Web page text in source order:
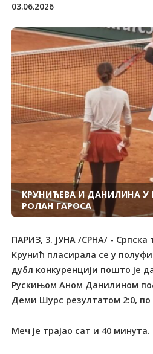
03.06.2026
КРУНИЋЕВА И ДАНИЛИНА
РОЛАН ГАРОСА
ПАРИЗ, 3. ЈУНА /СРНА/ - Српска
Крунић пласирала се у
дубл конкуренцији пошто је
Рускињом Аном Данилином
Деми Шурс резултатом 2:0, по
Меч је трајао сат и 40 минута.